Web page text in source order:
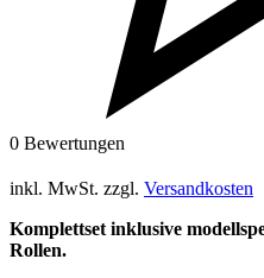
0 Bewertungen
inkl. MwSt. zzgl. Versandkosten
Komplettset inklusive
Rollen.